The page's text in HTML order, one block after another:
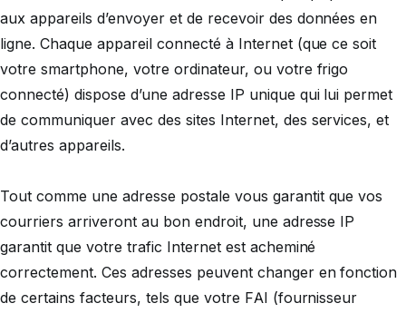
aux appareils d’envoyer et de recevoir des données en
ligne. Chaque appareil connecté à Internet (que ce soit
votre smartphone, votre ordinateur, ou votre frigo
connecté) dispose d’une adresse IP unique qui lui permet
de communiquer avec des sites Internet, des services, et
d’autres appareils.
Tout comme une adresse postale vous garantit que vos
courriers arriveront au bon endroit, une adresse IP
garantit que votre trafic Internet est acheminé
correctement. Ces adresses peuvent changer en fonction
de certains facteurs, tels que votre FAI (fournisseur